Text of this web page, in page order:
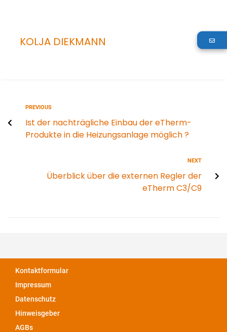
KOLJA DIEKMANN
PREVIOUS
Ist der nachträgliche Einbau der eTherm-
Produkte in die Heizungsanlage möglich ?
NEXT
Überblick über die externen Regler der
eTherm C3/C9
Kontaktformular
Impressum
Datenschutz
Hinweisgeber
AGBs